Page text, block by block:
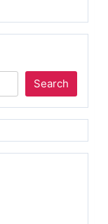
Search